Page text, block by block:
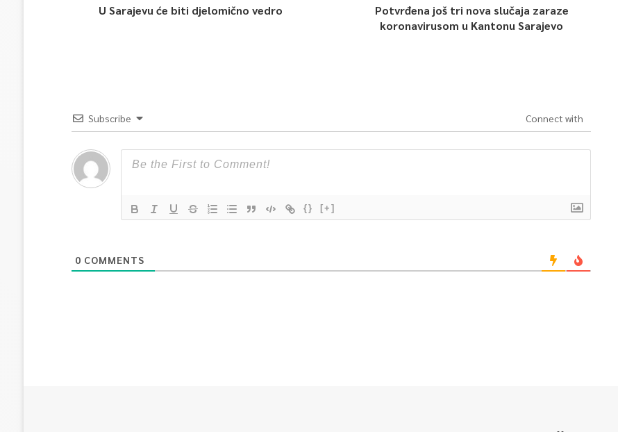
U Sarajevu će biti djelomično vedro
Potvrđena još tri nova slučaja zaraze
koronavirusom u Kantonu Sarajevo
Subscribe Connect with
{} [+]
0 COMMENTS